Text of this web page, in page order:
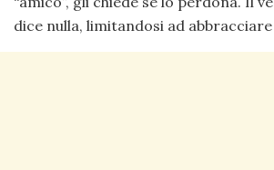
dice nulla, limitandosi ad abbracciare